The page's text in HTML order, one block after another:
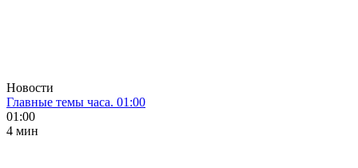
Новости
Главные темы часа. 01:00
01:00
4 мин